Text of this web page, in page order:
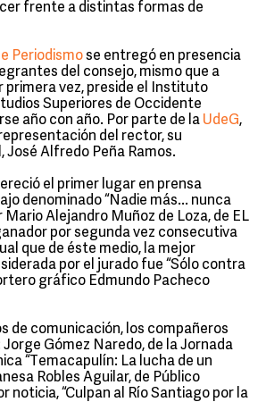
frente a distintas formas de
Periodismose entregó en presencia
del consejo, mismo que a
primera vez, preside el Instituto
Superiores de Occidente
año con año. Por parte de la UdeG,
del rector, su
Alfredo Peña Ramos.
el primer lugar en prensa
denominado “Nadie más... nunca
Mario Alejandro Muñoz de Loza, de EL
por segunda vez consecutiva
que de éste medio, la mejor
por el jurado fue “Sólo contra
gráfico Edmundo Pacheco
de comunicación, los compañeros
Gómez Naredo, de la Jornada
“Temacapulín: La lucha de un
Robles Aguilar, de Público
noticia, “Culpan al Río Santiago por la